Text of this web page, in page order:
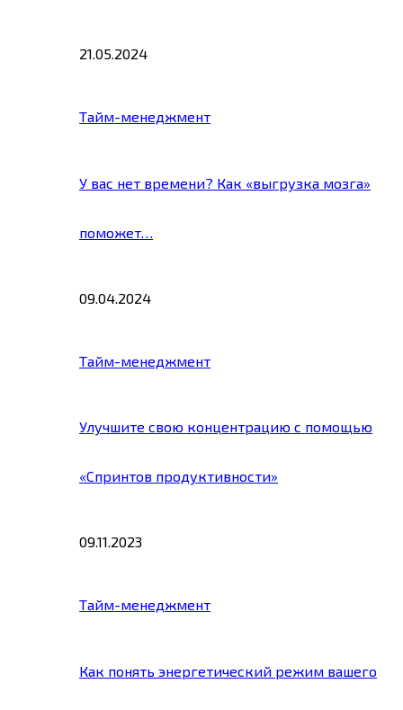
21.05.2024
Тайм-менеджмент
У вас нет времени? Как «выгрузка мозга»
поможет…
09.04.2024
Тайм-менеджмент
Улучшите свою концентрацию с помощью
«Спринтов продуктивности»
09.11.2023
Тайм-менеджмент
Как понять энергетический режим вашего